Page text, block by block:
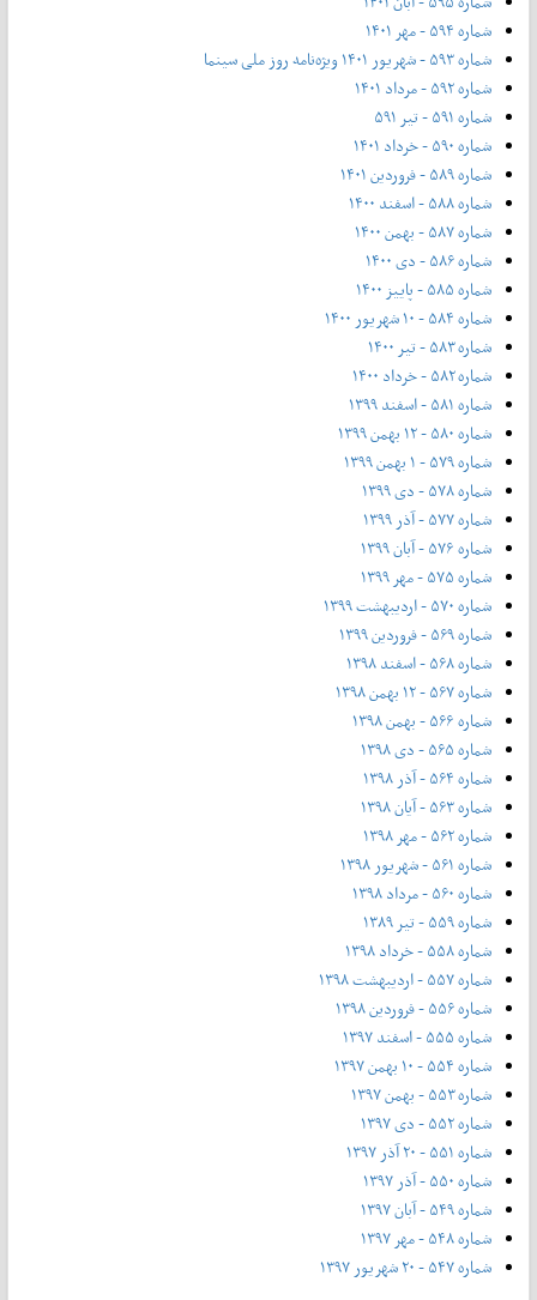
شماره ۵۹۴ - مهر ۱۴۰۱
شماره ۵۹۳ - شهریور ۱۴۰۱ ویژه‌نامه روز ملی سینما
شماره ۵۹۲ - مرداد ۱۴۰۱
شماره ۵۹۱ - تیر ۵۹۱
شماره ۵۹۰ - خرداد ۱۴۰۱
شماره ۵۸۹ - فروردین ۱۴۰۱
شماره ۵۸۸ - اسفند ۱۴۰۰
شماره ۵۸۷ - بهمن ۱۴۰۰
شماره ۵۸۶ - دی ۱۴۰۰
شماره ۵۸۵ - پاییز ۱۴۰۰
شماره ۵۸۴ - ۱۰ شهریور ۱۴۰۰
شماره ۵۸۳ - تیر ۱۴۰۰
شماره ۵۸۲ - خرداد ۱۴۰۰
شماره ۵۸۱ - اسفند ۱۳۹۹
شماره ۵۸۰ - ۱۲ بهمن ۱۳۹۹
شماره ۵۷۹ - ۱ بهمن ۱۳۹۹
شماره ۵۷۸ - دی ۱۳۹۹
شماره ۵۷۷ - آذر ۱۳۹۹
شماره ۵۷۶ - آبان ۱۳۹۹
شماره ۵۷۵ - مهر ۱۳۹۹
شماره ۵۷۰ - اردیبهشت ۱۳۹۹
شماره ۵۶۹ - فروردین ۱۳۹۹
شماره ۵۶۸ - اسفند ۱۳۹۸
شماره ۵۶۷ - ۱۲ بهمن ۱۳۹۸
شماره ۵۶۶ - بهمن ۱۳۹۸
شماره ۵۶۵ - دی ۱۳۹۸
شماره ۵۶۴ - آذر ۱۳۹۸
شماره ۵۶۳ - آیان ۱۳۹۸
شماره ۵۶۲ - مهر ۱۳۹۸
شماره ۵۶۱ - شهریور ۱۳۹۸
شماره ۵۶۰ - مرداد ۱۳۹۸
شماره ۵۵۹ - تیر ۱۳۸۹
شماره ۵۵۸ - خرداد ۱۳۹۸
شماره ۵۵۷ - اردیبهشت ۱۳۹۸
شماره ۵۵۶ - فروردین ۱۳۹۸
شماره ۵۵۵ - اسفند ۱۳۹۷
شماره ۵۵۴ - ۱۰ بهمن ۱۳۹۷
شماره ۵۵۳ - بهمن ۱۳۹۷
شماره ۵۵۲ - دی ۱۳۹۷
شماره ۵۵۱ - ۲۰ آذر ۱۳۹۷
شماره ۵۵۰ - آذر ۱۳۹۷
شماره ۵۴۹ - آبان ۱۳۹۷
شماره ۵۴۸ - مهر ۱۳۹۷
شماره ۵۴۷ - ۲۰ شهریور ۱۳۹۷